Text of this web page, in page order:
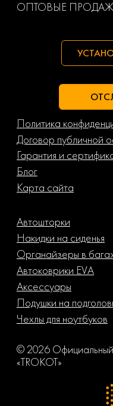
ОПТОВЫЕ
Политика
Договор публичной
Гарантия и
Блог
Карта сайта
Автошторки
Накидки на сиденья
Органайзеры в
Автоковрики EVA
Аксессуары
Подушки на
Чехлы для ноутбуков
© 2026
«TROKOT»